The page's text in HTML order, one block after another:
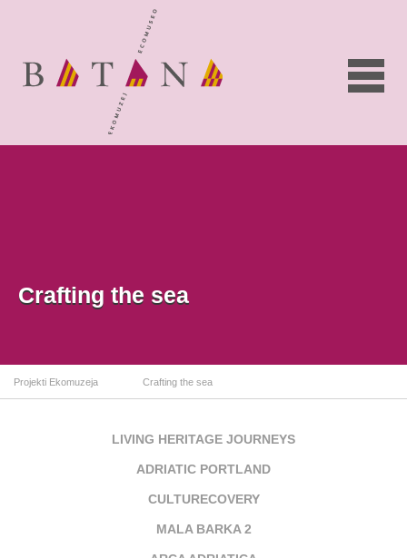
Crafting the sea
Projekti Ekomuzeja Crafting the sea
LIVING HERITAGE JOURNEYS
ADRIATIC PORTLAND
CULTURECOVERY
MALA BARKA 2